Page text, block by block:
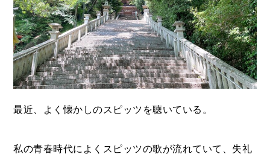
最近、よく懐かしのスピッツを聴いている。
私の青春時代によくスピッツの歌が流れていて、失礼